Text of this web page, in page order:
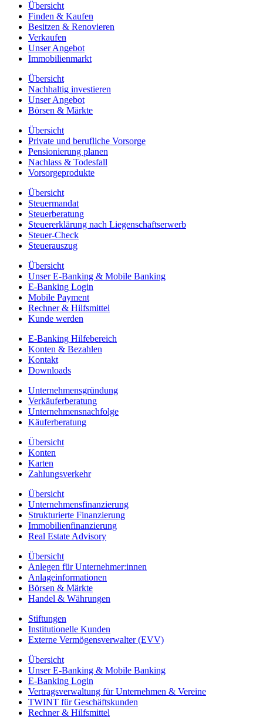
Übersicht
Finden & Kaufen
Besitzen & Renovieren
Verkaufen
Unser Angebot
Immobilienmarkt
Übersicht
Nachhaltig investieren
Unser Angebot
Börsen & Märkte
Übersicht
Private und berufliche Vorsorge
Pensionierung planen
Nachlass & Todesfall
Vorsorgeprodukte
Übersicht
Steuermandat
Steuerberatung
Steuererklärung nach Liegenschaftserwerb
Steuer-Check
Steuerauszug
Übersicht
Unser E-Banking & Mobile Banking
E-Banking Login
Mobile Payment
Rechner & Hilfsmittel
Kunde werden
E-Banking Hilfebereich
Konten & Bezahlen
Kontakt
Downloads
Unternehmensgründung
Verkäuferberatung
Unternehmensnachfolge
Käuferberatung
Übersicht
Konten
Karten
Zahlungsverkehr
Übersicht
Unternehmensfinanzierung
Strukturierte Finanzierung
Immobilienfinanzierung
Real Estate Advisory
Übersicht
Anlegen für Unternehmer:innen
Anlageinformationen
Börsen & Märkte
Handel & Währungen
Stiftungen
Institutionelle Kunden
Externe Vermögensverwalter (EVV)
Übersicht
Unser E-Banking & Mobile Banking
E-Banking Login
Vertragsverwaltung für Unternehmen & Vereine
TWINT für Geschäftskunden
Rechner & Hilfsmittel